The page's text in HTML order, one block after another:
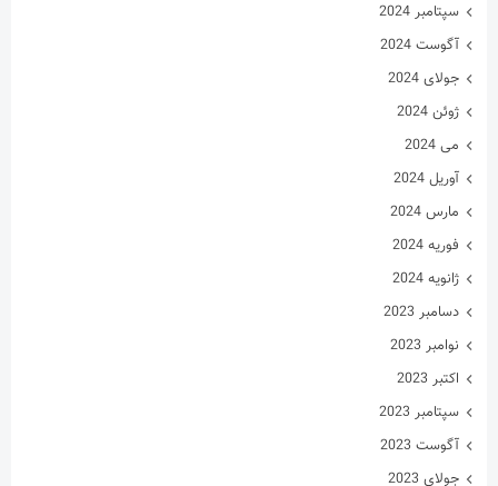
سپتامبر 2024
آگوست 2024
جولای 2024
ژوئن 2024
می 2024
آوریل 2024
مارس 2024
فوریه 2024
ژانویه 2024
دسامبر 2023
نوامبر 2023
اکتبر 2023
سپتامبر 2023
آگوست 2023
جولای 2023